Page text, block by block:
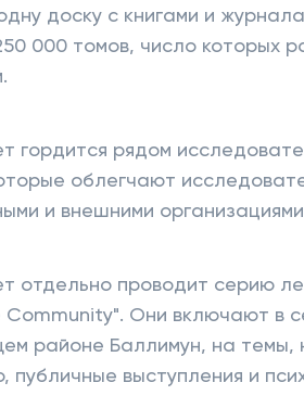
доску с книгами и
000 томов, число которых
гордится рядом
облегчают
и внешними
отдельно проводит серию
Community". Они включают в
районе Баллимун, на
публичные выступления и